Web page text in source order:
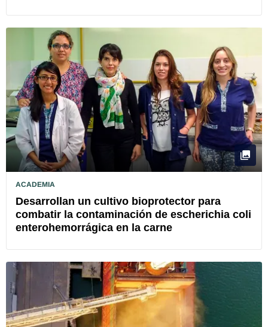
ACADEMIA
Desarrollan un cultivo bioprotector para
combatir la contaminación de escherichia coli
enterohemorrágica en la carne